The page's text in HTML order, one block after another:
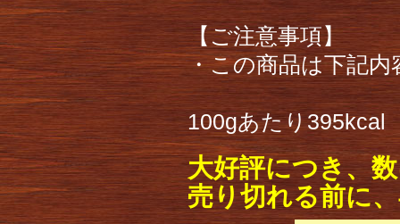
【ご注意事項】
・この商品は下記
100gあたり395kcal
大好評につき、
売り切れる前に